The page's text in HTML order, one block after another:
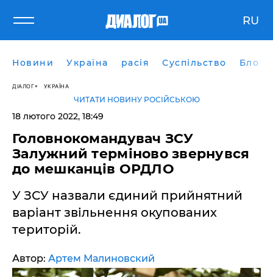
RU
Новини Україна расія Суспільство Блоги
ДІАЛОГ УКРАЇНА
ЧИТАТИ НОВИНУ РОСІЙСЬКОЮ
18 лютого 2022, 18:49
Головнокомандувач ЗСУ
Залужний терміново звернувся
до мешканців ОРДЛО
У ЗСУ назвали єдиний прийнятний
варіант звільнення окупованих
територій.
Автор: Артем Малиновский